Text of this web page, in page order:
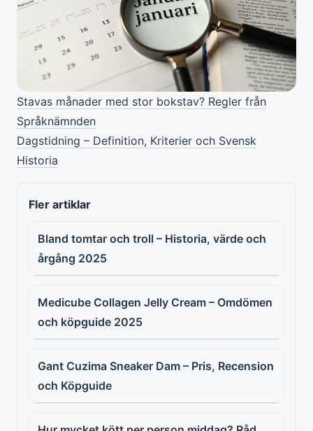
Stavas månader med stor bokstav? Regler från
Språknämnden
Dagstidning – Definition, Kriterier och Svensk
Historia
Fler artiklar
Bland tomtar och troll – Historia, värde och
årgång 2025
Medicube Collagen Jelly Cream – Omdömen
och köpguide 2025
Gant Cuzima Sneaker Dam – Pris, Recension
och Köpguide